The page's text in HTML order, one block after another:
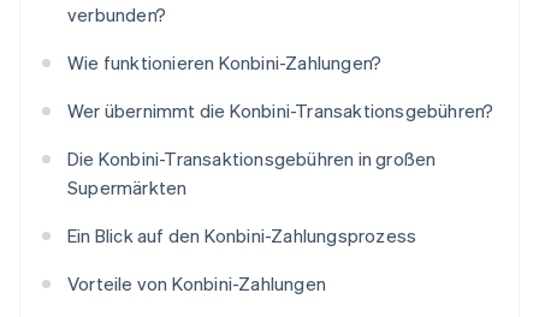
verbunden?
Wie funktionieren Konbini-Zahlungen?
Wer übernimmt die Konbini-Transaktionsgebühren?
Die Konbini-Transaktionsgebühren in großen
Supermärkten
Ein Blick auf den Konbini-Zahlungsprozess
Vorteile von Konbini-Zahlungen